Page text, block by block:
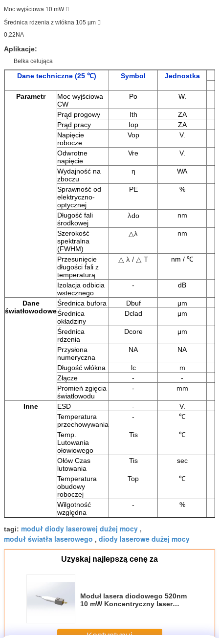
Moc wyjściowa 10 mW 
Średnica rdzenia z włókna 105 µm 
0,22NA
Aplikacje:
Belka celująca
Dane techniczne (25 ℃) Symbol
Jednostka
Parametr
Moc wyjściowa
CW
Po W.
Prąd progowy Ith
ZA
Prąd pracy
Iop
ZA
Napięcie
robocze
Vop V.
Odwrotne
napięcie
Vre V.
Wydajność na
zboczu
η WA
Sprawność od
elektryczno-
optycznej
PE %
Długość fali
środkowej
λdo nm
Szerokość
spektralna
(FWHM)
△λ nm
Przesunięcie
długości fali z
temperaturą
△ λ / △ T nm / ℃
Izolacja odbicia
wstecznego
- dB
Dane
światłowodowe
Średnica bufora Dbuf
μm
Średnica
okładziny
Dclad μm
Średnica
rdzenia
Dcore μm
Przysłona
numeryczna
NA NA
Długość włókna lc
m
Złącze
-
-
Promień zgięcia
światłowodu
- mm
Inne ESD -
V.
Temperatura
przechowywania
- ℃
Temp.
Lutowania
ołowiowego
Tis ℃
Ołów Czas
lutowania
Tis sec
Temperatura
obudowy
roboczej
Top ℃
Wilgotność
względna
- %
tagi: moduł diody laserowej dużej mocy ,
moduł światła laserowego , diody laserowe dużej mocy
Uzyskaj najlepszą cenę za
Moduł lasera diodowego 520nm
10 mW Koncentryczny laser
Kontyntynuj